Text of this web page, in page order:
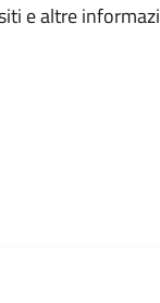
e altre